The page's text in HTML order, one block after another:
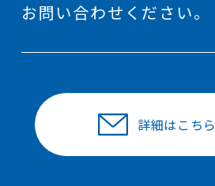
お問い合わせください。
詳細はこちら